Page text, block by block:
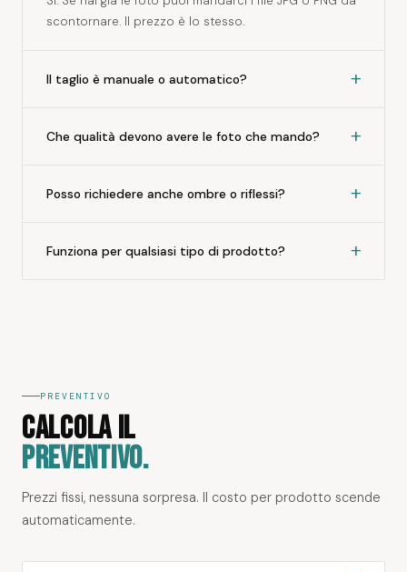
scontornare. Il prezzo è lo stesso.
Il taglio è manuale o automatico? +
Che qualità devono avere le foto che mando? +
Posso richiedere anche ombre o riflessi? +
Funziona per qualsiasi tipo di prodotto? +
PREVENTIVO
CALCOLA IL
PREVENTIVO.
Prezzi fissi, nessuna sorpresa. Il costo per prodotto scende
automaticamente.